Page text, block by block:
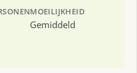
MOEILIJKHEID
Gemiddeld